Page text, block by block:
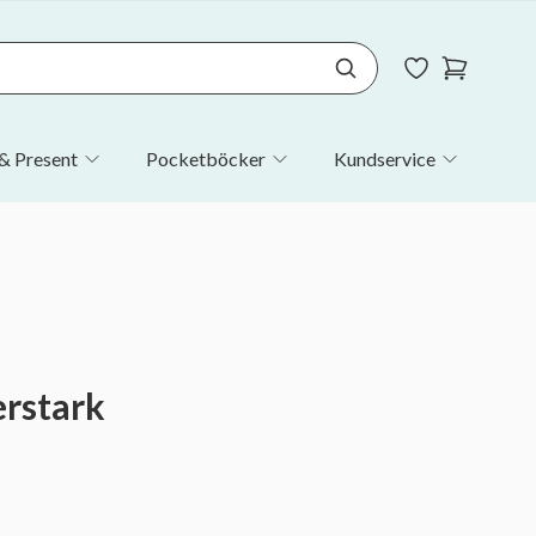
Present Pocketböcker Kundservice